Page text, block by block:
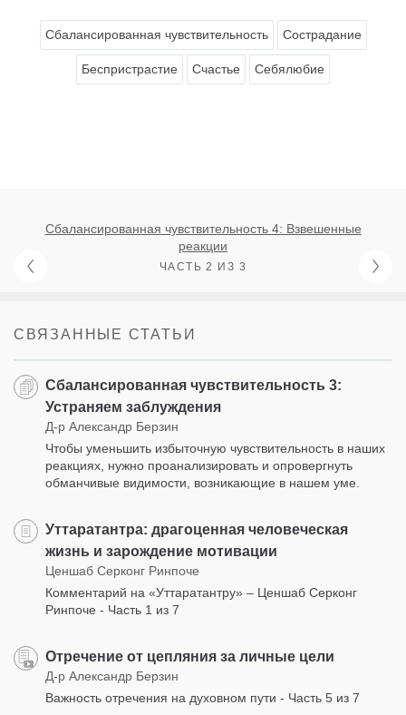
Сбалансированная чувствительность Сострадание
Беспристрастие Счастье Себялюбие
Сбалансированная чувствительность 4: Взвешенные
реакции
ЧАСТЬ 2 ИЗ 3
СВЯЗАННЫЕ СТАТЬИ
Сбалансированная чувствительность 3:
Устраняем заблуждения
Д-р Александр Берзин
Чтобы уменьшить избыточную чувствительность в наших
реакциях, нужно проанализировать и опровергнуть
обманчивые видимости, возникающие в нашем уме.
Уттаратантра: драгоценная человеческая
жизнь и зарождение мотивации
Ценшаб Серконг Ринпоче
Комментарий на «Уттаратантру» – Ценшаб Серконг
Ринпоче - Часть 1 из 7
Отречение от цепляния за личные цели
Д-р Александр Берзин
Важность отречения на духовном пути - Часть 5 из 7